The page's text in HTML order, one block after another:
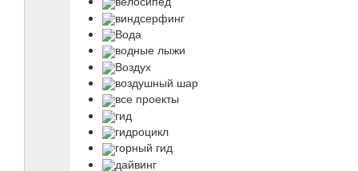
виндсерфинг
Вода
водные лыжи
Воздух
воздушный шар
все проекты
гид
гидроцикл
горный гид
дайвинг